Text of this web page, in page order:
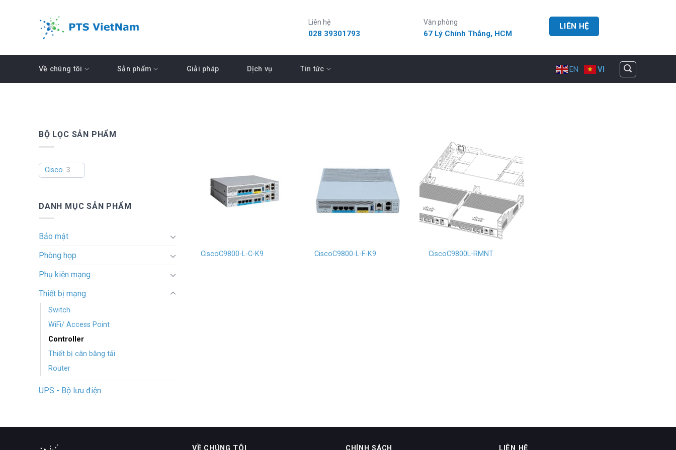
Liên hệ
028 39301793
Văn phòng
67 Lý Chính Thắng, HCM
LIÊN HỆ
Về chúng tôi Sản phẩm Giải pháp Dịch vụ Tin tức EN VI
BỘ LỌC SẢN PHẨM
Cisco 3
DANH MỤC SẢN PHẨM
Bảo mật
Phòng họp
Phụ kiện mạng
Thiết bị mạng
Switch
WiFi/ Access Point
Controller
Thiết bị cân bằng tải
Router
UPS - Bộ lưu điện
CiscoC9800-L-C-K9 CiscoC9800-L-F-K9 CiscoC9800L-RMNT
VỀ CHÚNG TÔI CHÍNH SÁCH LIÊN HỆ